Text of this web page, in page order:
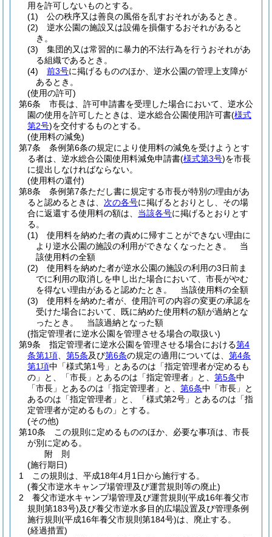
用を許可しないものとする。
(1)
公の秩序又は善良の風俗を乱すおそれがあるとき。
(2)
逆水公園の施設又は設備を損傷するおそれがあると
き。
(3)
集団的又は常習的に暴力的不法行為を行うおそれがあ
る組織であるとき。
(4)
前3号に掲げるもののほか、逆水公園の管理上支障が
あるとき。
(使用の許可)
第6条
市長は、許可申請書を受理した場合において、逆水公
園の使用を許可したときは、逆水総合公園使用許可書(様式
第2号)を交付するものとする。
(使用料の減免)
第7条
条例第6条の規定により使用料の減免を受けようとす
る者は、逆水総合公園使用料減免申請書(様式第3号)を市長
に提出しなければならない。
(使用料の還付)
第8条
条例第7条ただし書に規定する市長が特別の理由があ
ると認めるときは、 次の各号に掲げるとおりとし、その場
合に返還する使用料の額は、 当該各号に掲げるとおりとす
る。
(1)
使用料を納めた者の責めに帰すことができない理由に
より逆水公園の施設の利用ができなくなったとき。
当
該使用料の全額
(2)
使用料を納めた者が逆水公園の施設の利用の3日前ま
でに利用の取消しを申し出た場合において、市長がやむ
を得ない理由があると認めたとき。
当該使用料の全額
(3)
使用料を納めた者が、使用許可の内容の変更の承認を
受けた場合において、既に納めた使用料の額が過納とな
ったとき。
当該過納となった額
(指定管理者に逆水公園を管理させる場合の取扱い)
第9条
指定管理者に逆水公園を管理させる場合における第4
条第1項
第5条及び第6条の規定の適用については、 第4条
第1項中「様式第1号」とあるのは「指定管理者が定めるも
の」と、「市長」とあるのは「指定管理者」と、 第5条中
「市長」とあるのは「指定管理者」と、 第6条中「市長」と
あるのは「指定管理者」と、「様式第2号」とあるのは「指
定管理者が定めるもの」とする。
(その他)
第10条
この規則に定めるもののほか、必要な事項は、市長
が別に定める。
附 則
(施行期日)
1
この規則は、平成18年4月1日から施行する。
(養父市逆水キャンプ場管理及び運営規則等の廃止)
2
養父市逆水キャンプ場管理及び運営規則 (平成16年養父市
規則第183号)及び養父市逆水多目的広場設置及び管理条例
施行規則 (平成16年養父市規則第184号)は、廃止する。
(経過措置)